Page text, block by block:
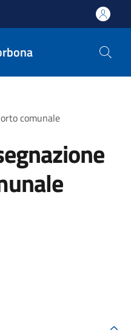
comunale